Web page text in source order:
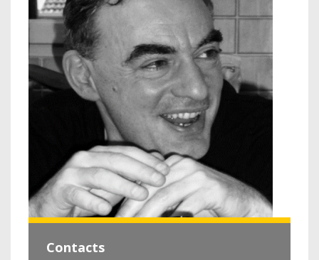
Contacts